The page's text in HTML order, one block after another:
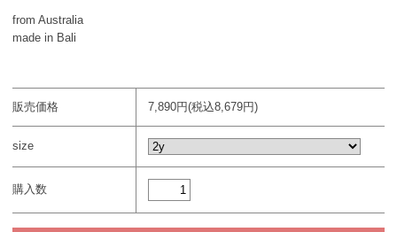
from Australia
made in Bali
販売価格 7,890円(税込8,679円)
size
購入数